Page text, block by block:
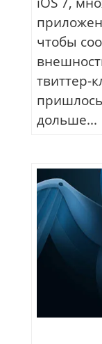
чтобы
твиттер-
дольше...